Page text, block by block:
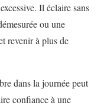
Il éclaire sans
ou une
revenir à plus de
dans la journée peut
confiance à une